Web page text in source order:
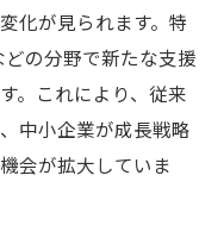
化が見られます。特
の分野で新たな支援
。これにより、従来
中小企業が成長戦略
会が拡大していま